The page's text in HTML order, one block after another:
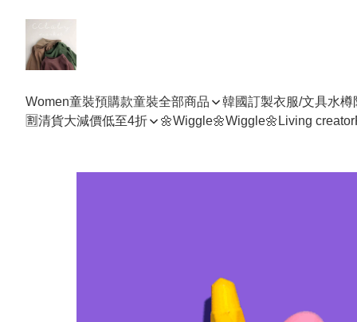
Women童裝預購款童裝全部商品
韓國訂製衣服/文具水樽
🈹清貨大減價低至4折
🌼Wiggle🌼Wiggle🌼 Living creator